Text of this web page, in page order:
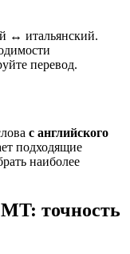
↔ итальянский.
перевод.
с английского
подходящие
наиболее
точность